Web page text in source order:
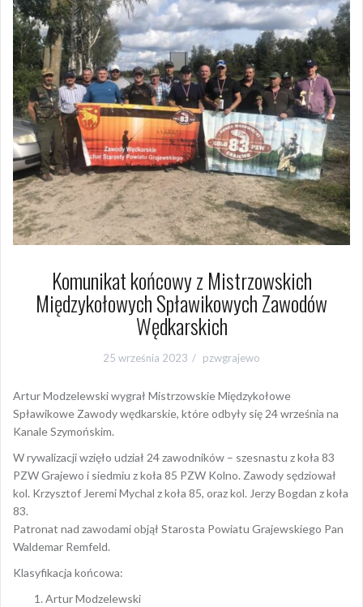
Komunikat końcowy z Mistrzowskich
Międzykołowych Spławikowych Zawodów
Wędkarskich
25 września 2023 pzwgrajewo
Artur Modzelewski wygrał Mistrzowskie Międzykołowe
Spławikowe Zawody wędkarskie, które odbyły się 24 września na
Kanale Szymońskim.
W rywalizacji wzięło udział 24 zawodników – szesnastu z koła 83
PZW Grajewo i siedmiu z koła 85 PZW Kolno. Zawody sędziował
kol. Krzysztof Jeremi Mychal z koła 85, oraz kol. Jerzy Bogdan z koła
83.
Patronat nad zawodami objął Starosta Powiatu Grajewskiego Pan
Waldemar Remfeld.
Klasyfikacja końcowa:
Artur Modzelewski